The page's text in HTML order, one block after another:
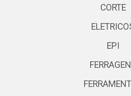
CORTE
EPI